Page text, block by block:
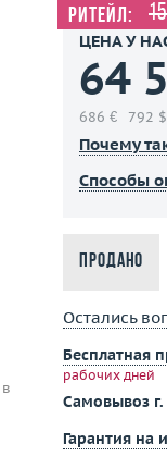
Ритейл:
ЦЕНА У
64
686 € 792 $
Почему
Способы
Продано
Остались
Бесплатная
рабочих дней
Самовывоз
Гарантия на